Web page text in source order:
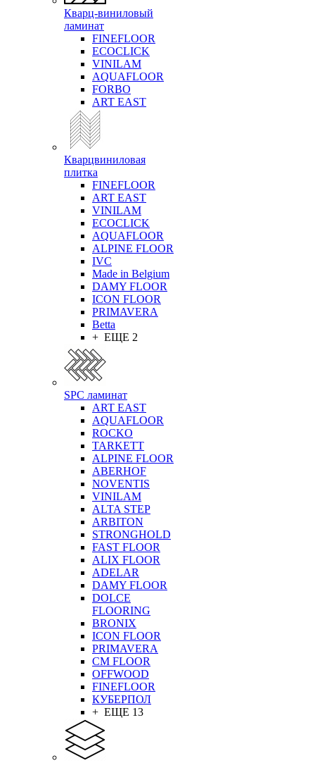
Кварц-виниловый
ламинат
FINEFLOOR
ECOCLICK
VINILAM
AQUAFLOOR
FORBO
ART EAST
Кварцвиниловая
плитка
FINEFLOOR
ART EAST
VINILAM
ECOCLICK
AQUAFLOOR
ALPINE FLOOR
IVC
Made in Belgium
DAMY FLOOR
ICON FLOOR
PRIMAVERA
Betta
+ ЕЩЕ 2
SPC ламинат
ART EAST
AQUAFLOOR
ROCKO
TARKETT
ALPINE FLOOR
ABERHOF
NOVENTIS
VINILAM
ALTA STEP
ARBITON
STRONGHOLD
FAST FLOOR
ALIX FLOOR
ADELAR
DAMY FLOOR
DOLCE
FLOORING
BRONIX
ICON FLOOR
PRIMAVERA
CM FLOOR
OFFWOOD
FINEFLOOR
КУБЕРПОЛ
+ ЕЩЕ 13